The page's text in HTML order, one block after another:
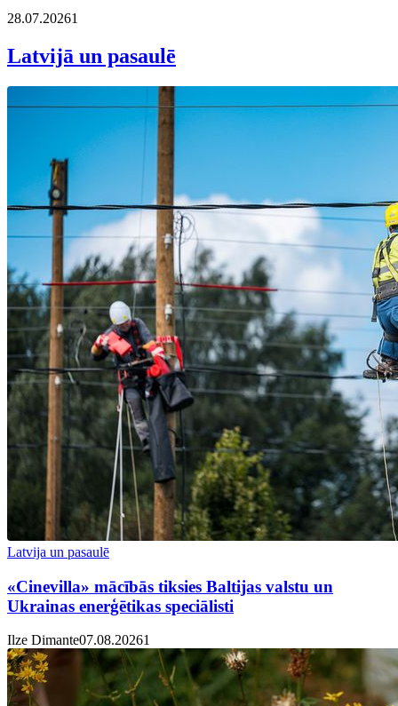
28.07.20261
Latvijā un pasaulē
Latvija un pasaulē
«Cinevilla» mācībās tiksies Baltijas valstu un
Ukrainas enerģētikas speciālisti
Ilze Dimante07.08.20261